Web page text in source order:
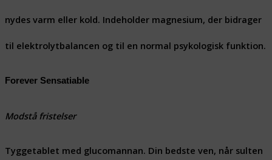
nydes varm eller kold. Indeholder magnesium, der bidrager
til elektrolytbalancen og til en normal psykologisk funktion.
Forever Sensatiable
Modstå fristelser
Tyggetablet med glucomannan. Din bedste ven, når sulten